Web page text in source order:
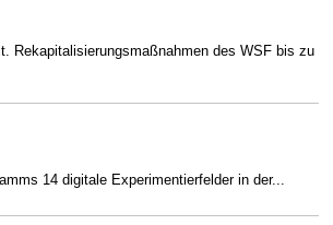
Rekapitalisierungsmaßnahmen des WSF bis zu
14 digitale Experimentierfelder in der...